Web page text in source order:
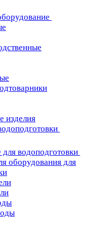
изделия
водоподготовки
оборудования для